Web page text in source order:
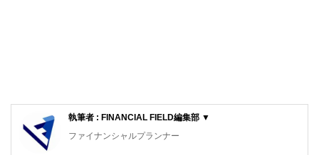
執筆者 : FINANCIAL FIELD編集部 ▼
ファイナンシャルプランナー